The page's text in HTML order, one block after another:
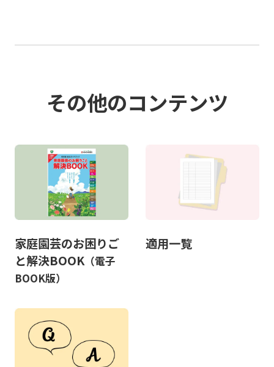
その他のコンテンツ
家庭園芸のお困りご
と解決BOOK（電子
BOOK版）
適用一覧